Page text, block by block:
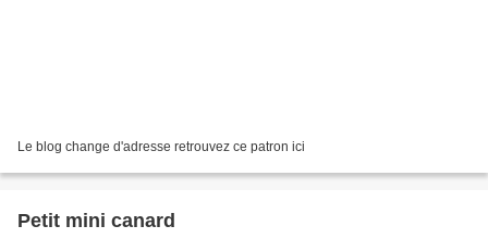
Le blog change d'adresse retrouvez ce patron ici
Petit mini canard